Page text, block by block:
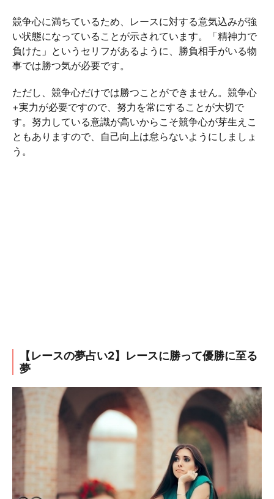
競争心に満ちているため、レースに対する意気込みが強
い状態になっていることが示されています。「精神力で
負けた」というセリフがあるように、勝負相手がいる物
事では勝つ気が必要です。
ただし、競争心だけでは勝つことができません。競争心
+実力が必要ですので、努力を常にすることが大切で
す。努力している意識が高いからこそ競争心が芽生えこ
ともありますので、自己向上は怠らないようにしましょ
う。
【レースの夢占い2】レースに勝って優勝に至る
夢